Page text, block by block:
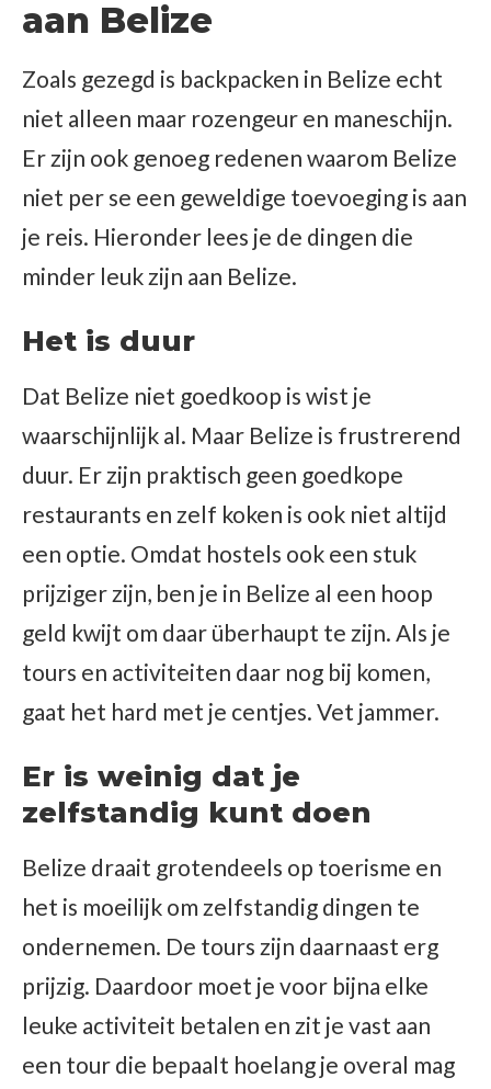
aan Belize
Zoals gezegd is backpacken in Belize echt
niet alleen maar rozengeur en maneschijn.
Er zijn ook genoeg redenen waarom Belize
niet per se een geweldige toevoeging is aan
je reis. Hieronder lees je de dingen die
minder leuk zijn aan Belize.
Het is duur
Dat Belize niet goedkoop is wist je
waarschijnlijk al. Maar Belize is frustrerend
duur. Er zijn praktisch geen goedkope
restaurants en zelf koken is ook niet altijd
een optie. Omdat hostels ook een stuk
prijziger zijn, ben je in Belize al een hoop
geld kwijt om daar überhaupt te zijn. Als je
tours en activiteiten daar nog bij komen,
gaat het hard met je centjes. Vet jammer.
Er is weinig dat je
zelfstandig kunt doen
Belize draait grotendeels op toerisme en
het is moeilijk om zelfstandig dingen te
ondernemen. De tours zijn daarnaast erg
prijzig. Daardoor moet je voor bijna elke
leuke activiteit betalen en zit je vast aan
een tour die bepaalt hoelang je overal mag